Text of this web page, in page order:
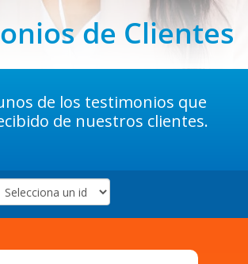
de Clientes
de los testimonios que
de nuestros clientes.